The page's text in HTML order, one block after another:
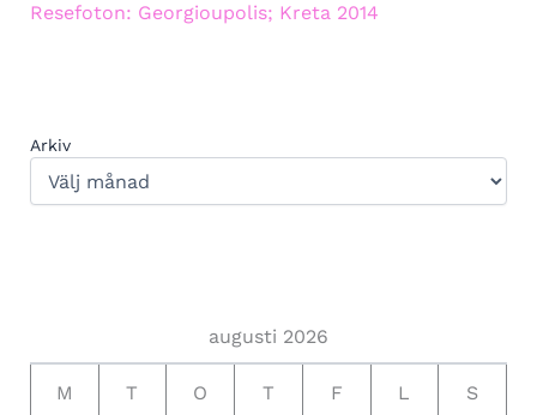
Resefoton: Georgioupolis; Kreta 2014
Arkiv
augusti 2026
M T O T F L S